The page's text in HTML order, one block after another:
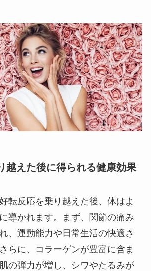
越えた後に得られる健康効果
転反応を乗り越えた後、体はよ
導かれます。まず、関節の痛み
、運動能力や日常生活の快適さ
らに、コラーゲンが豊富に含ま
の弾力が増し、シワやたるみが